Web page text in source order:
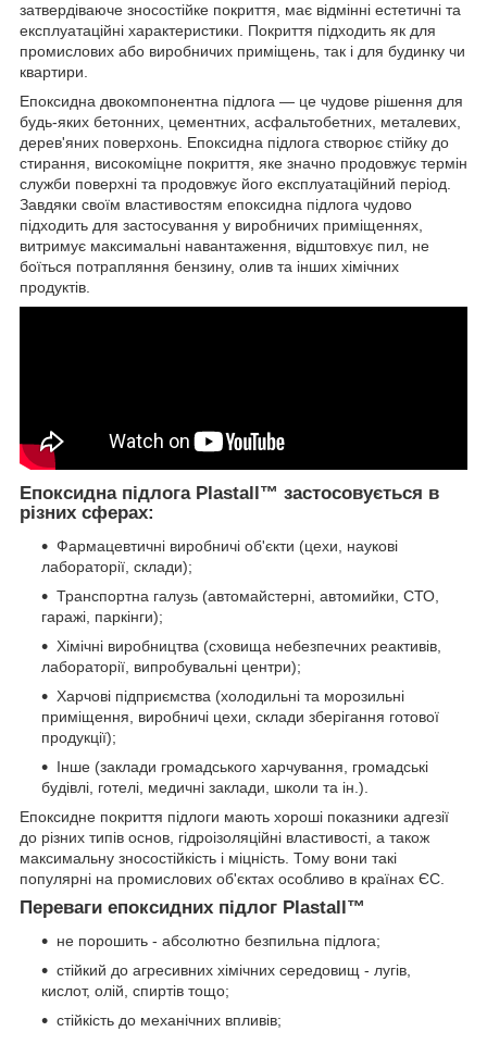
затвердіваюче зносостійке покриття, має відмінні естетичні та
експлуатаційні характеристики. Покриття підходить як для
промислових або виробничих приміщень, так і для будинку чи
квартири.
Епоксидна двокомпонентна підлога — це чудове рішення для
будь-яких бетонних, цементних, асфальтобетних, металевих,
дерев'яних поверхонь. Епоксидна підлога створює стійку до
стирання, високоміцне покриття, яке значно продовжує термін
служби поверхні та продовжує його експлуатаційний період.
Завдяки своїм властивостям епоксидна підлога чудово
підходить для застосування у виробничих приміщеннях,
витримує максимальні навантаження, відштовхує пил, не
боїться потрапляння бензину, олив та інших хімічних
продуктів.
Епоксидна підлога Plastall™ застосовується в
різних сферах:
Фармацевтичні виробничі об'єкти (цехи, наукові
лабораторії, склади);
Транспортна галузь (автомайстерні, автомийки, СТО,
гаражі, паркінги);
Хімічні виробництва (сховища небезпечних реактивів,
лабораторії, випробувальні центри);
Харчові підприємства (холодильні та морозильні
приміщення, виробничі цехи, склади зберігання готової
продукції);
Інше (заклади громадського харчування, громадські
будівлі, готелі, медичні заклади, школи та ін.).
Епоксидне покриття підлоги мають хороші показники адгезії
до різних типів основ, гідроізоляційні властивості, а також
максимальну зносостійкість і міцність. Тому вони такі
популярні на промислових об'єктах особливо в країнах ЄС.
Переваги епоксидних підлог Plastall™
не порошить - абсолютно безпильна підлога;
стійкий до агресивних хімічних середовищ - лугів,
кислот, олій, спиртів тощо;
стійкість до механічних впливів;